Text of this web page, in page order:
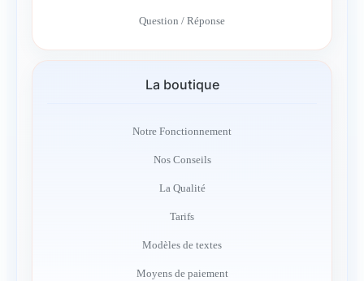
Question / Réponse
La boutique
Notre Fonctionnement
Nos Conseils
La Qualité
Tarifs
Modèles de textes
Moyens de paiement